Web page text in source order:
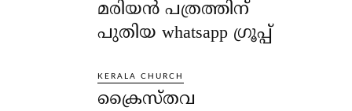
മരിയൻ പത്രത്തിന്
പുതിയ whatsapp ഗ്രൂപ്പ്
KERALA CHURCH
ക്രൈസ്തവ